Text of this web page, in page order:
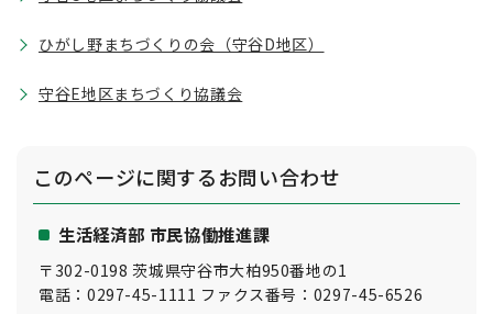
ひがし野まちづくりの会（守谷D地区）
守谷E地区まちづくり協議会
このページに関するお問い合わせ
生活経済部 市民協働推進課
〒302-0198 茨城県守谷市大柏950番地の1
電話：0297-45-1111 ファクス番号：0297-45-6526